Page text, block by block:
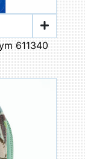
611340